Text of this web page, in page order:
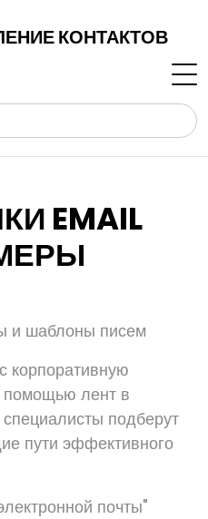
КОНТАКТОВ
EMAIL
и шаблоны писем
корпоративную
помощью лент в
подберут
пути эффективного
почты"